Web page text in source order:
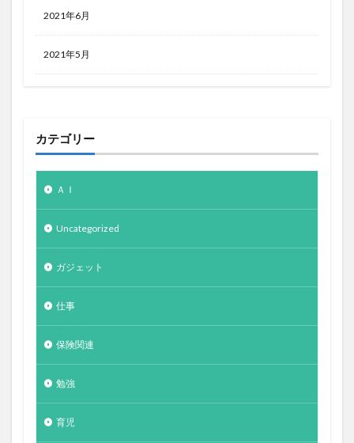
2021年6月
2021年5月
カテゴリー
ＡＩ
Uncategorized
ガジェット
仕事
保険関連
勉強
育児